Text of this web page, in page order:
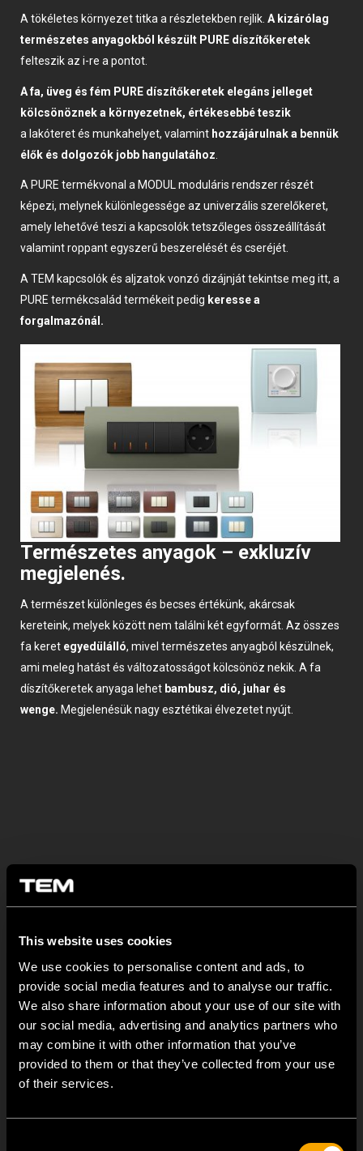
This website uses cookies
We use cookies to personalise content and ads, to
provide social media features and to analyse our traffic.
We also share information about your use of our site with
our social media, advertising and analytics partners who
may combine it with other information that you’ve
provided to them or that they’ve collected from your use
of their services.
A tökéletes környezet titka a részletekben rejlik. A kizárólag
természetes anyagokból készült PURE díszítőkeretek
felteszik az i-re a pontot.
A fa, üveg és fém PURE díszítőkeretek elegáns jelleget
kölcsönöznek a környezetnek, értékesebbé teszik
a lakóteret és munkahelyet, valamint hozzájárulnak a bennük
élők és dolgozók jobb hangulatához
A PURE termékvonal a MODUL moduláris rendszer részét
képezi, melynek különlegessége az univerzális szerelőkeret,
amely lehetővé teszi a kapcsolók tetszőleges összeállítását
valamint roppant egyszerű beszerelését és cseréjét.
A TEM kapcsolók és aljzatok vonzó dizájnját tekintse meg itt, a
PURE termékcsalád termékeit pedig keresse a
forgalmazónál.
Természetes anyagok – exkluzív
megjelenés.
A természet különleges és becses értékünk, akárcsak
kereteink, melyek között nem találni két egyformát. Az összes
fa keret egyedülálló, mivel természetes anyagból készülnek,
ami meleg hatást és változatosságot kölcsönöz nekik. A fa
díszítőkeretek anyaga lehet bambusz, dió, juhar és
wenge. Megjelenésük nagy esztétikai élvezetet nyújt.
Üveg és fém – modern és
minimalista esztétika.
A fém és az üveg két olyan
A különböző színárnyalatok harmonikusan kiegészítik otthona
belső berendezésének stílusát.
A katalógus megtekintése >>
A